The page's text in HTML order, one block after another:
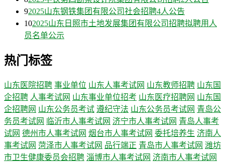
92025山东钢铁集团有限公司社会招聘4人公告
102025山东日照市土地发展集团有限公司招聘拟聘用人
员名单公示
热门标签
山东医院招聘 事业单位 山东人事考试网 山东教师招聘 山东国
企招聘 人事考试网 山东事业单位招考 山东医疗招聘网 山东国
企招聘网 山东公务员考试 遵纪守法 山东公务员考试网 青岛公
务员考试网
临沂市人事考试网 济宁市人事考试网 青岛人事考
试网 德州市人事考试网 烟台市人事考试网 委托培养生 济南人
事考试网 菏泽市人事考试网 品行端正 青岛市人事考试网 潍坊
市卫生健康委员会招聘 淄博市人事考试网 济南市人事考试网